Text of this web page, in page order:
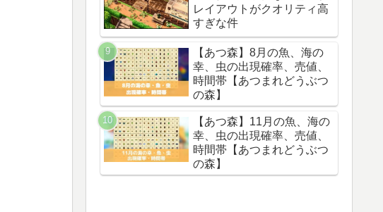
レイアウトがクオリティ高
すぎな件
【あつ森】8月の魚、海の
幸、虫の出現確率、売値、
時間帯【あつまれどうぶつ
の森】
【あつ森】11月の魚、海の
幸、虫の出現確率、売値、
時間帯【あつまれどうぶつ
の森】